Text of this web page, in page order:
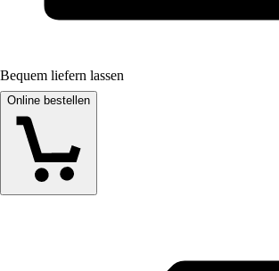
Bequem liefern lassen
Online bestellen